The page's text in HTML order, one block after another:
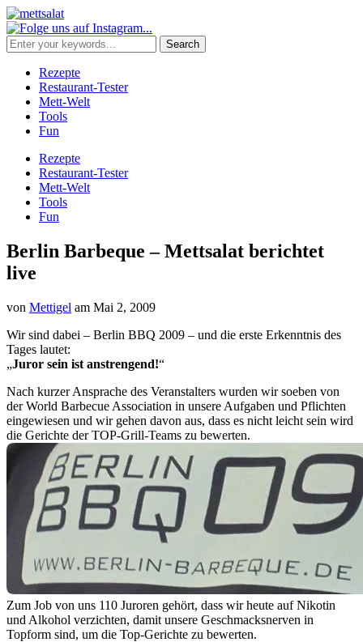
Rezepte
Restaurant-Tester
Mett-Welt
Tools
Fun
Rezepte
Restaurant-Tester
Mett-Welt
Tools
Fun
Berlin Barbeque – Mettsalat berichtet
live
von Mettigel am Mai 2, 2009
Wir sind dabei – Berlin BBQ 2009 – und die erste Erkenntnis des
Tages lautet:
„Juror sein ist anstrengend!“
Nach kurzer Ansprache des Veranstalters wurden wir soeben von
der World Barbecue Association in unsere Aufgaben und Pflichten
eingewiesen und wir gehen davon aus, dass es nicht leicht sein wird
die Gerichte der TOP-Grill-Teams zu bewerten.
Zum Job von uns 110 Juroren gehört, dass wir heute auf Nikotin
und Alkohol verzichten, damit unsere Geschmacksnerven in
Topform sind, um die Top-Gerichte zu bewerten.